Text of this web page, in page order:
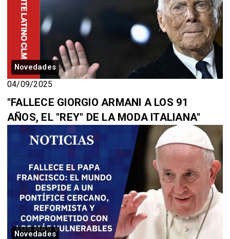
Novedades
04/09/2025
"FALLECE GIORGIO ARMANI A LOS 91
AÑOS, EL "REY" DE LA MODA ITALIANA"
Novedades